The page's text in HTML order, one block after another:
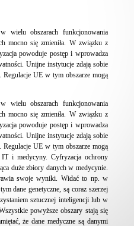
wielu obszarach funkcjonowania
mocno się zmieniła. W związku z
powoduje postęp i wprowadza
Unijne instytucje zdają sobie
UE w tym obszarze mogą
wielu obszarach funkcjonowania
mocno się zmieniła. W związku z
powoduje postęp i wprowadza
Unijne instytucje zdają sobie
UE w tym obszarze mogą
IT i medycyny. Cyfryzacja ochrony
duże zbiory danych w medycynie.
swoje wyniki. Widać to np. w
dane genetyczne, są coraz szerzej
sztucznej inteligencji lub w
powyższe obszary stają się
że dane medyczne są danymi